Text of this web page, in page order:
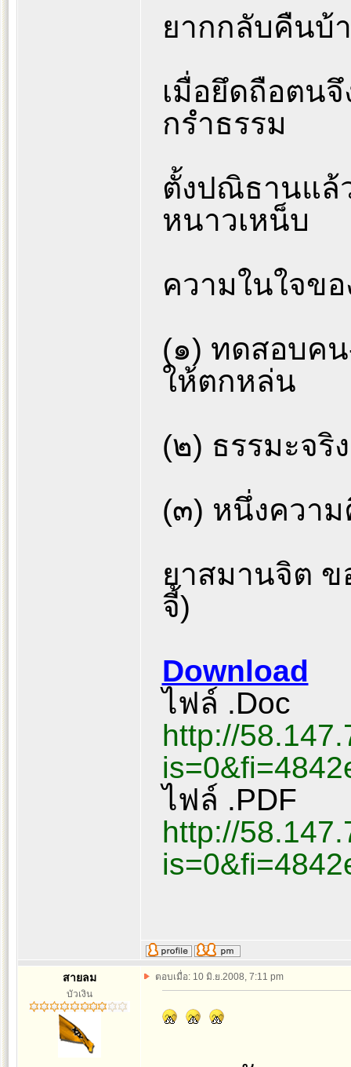
ยากกลับคืนบ้
เมื่อยึดถือตน
กรำธรรม
ตั้งปณิธานแล้
หนาวเหน็บ
ความในใจข
(๑) ทดสอบค
ให้ตกหล่น
(๒) ธรรมะจริ
(๓) หนึ่งควา
ยาสมานจิต ข
จี้)
Download
ไฟล์ .Doc
http://
ไฟล์ .PDF
http://
สายลม
บัวเงิน
ตอบเมื่อ: 10 มิ.ย.2008, 7:11 pm